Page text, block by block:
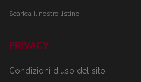
Scarica il nostro listino
PRIVACY
Condizioni d'uso del sito